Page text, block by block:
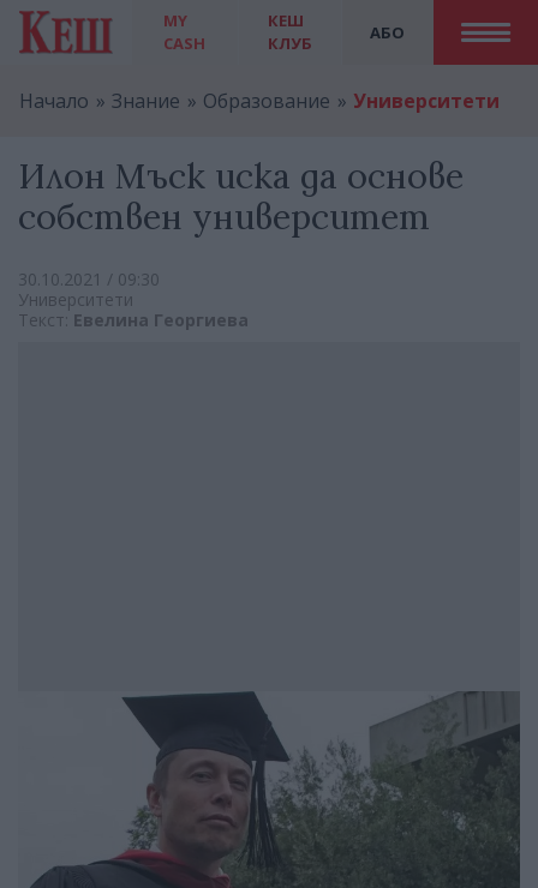
MY
CASH
АБО
КЕШ
КЛУБ
Начало Знание Образование Университети
Илон Мъск иска да основе
собствен университет
30.10.2021 / 09:30
Университети
Текст: Евелина Георгиева